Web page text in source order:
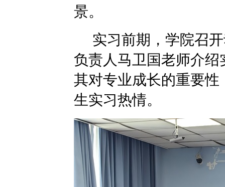
景。
实习前期，学院召
负责人马卫国老师介
其对专业成长的重要
生实习热情。